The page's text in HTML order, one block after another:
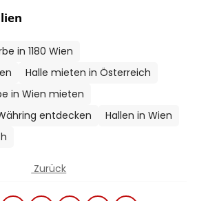
in 1180 Wien
Halle mieten in Österreich
in Wien mieten
entdecken
Hallen in Wien
Zurück